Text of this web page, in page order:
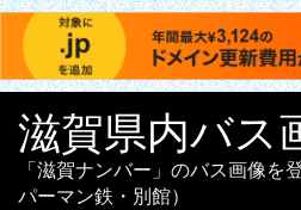
content
滋賀県内バス
「滋賀ナンバー」のバス画像を
パーマン鉄・別館）